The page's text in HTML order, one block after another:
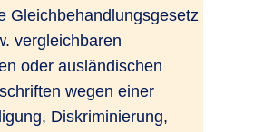
Gleichbehandlungsgesetz
vergleichbaren
oder ausländischen
wegen einer
Diskriminierung,